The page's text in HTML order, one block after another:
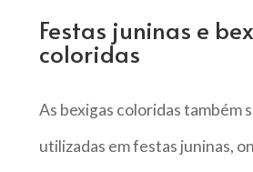
Festas juninas e
coloridas
As bexigas coloridas também
utilizadas em festas juninas,